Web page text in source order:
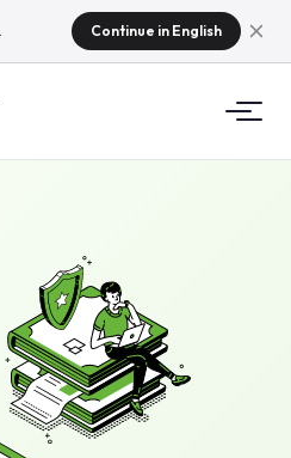
Continue in English
eventi